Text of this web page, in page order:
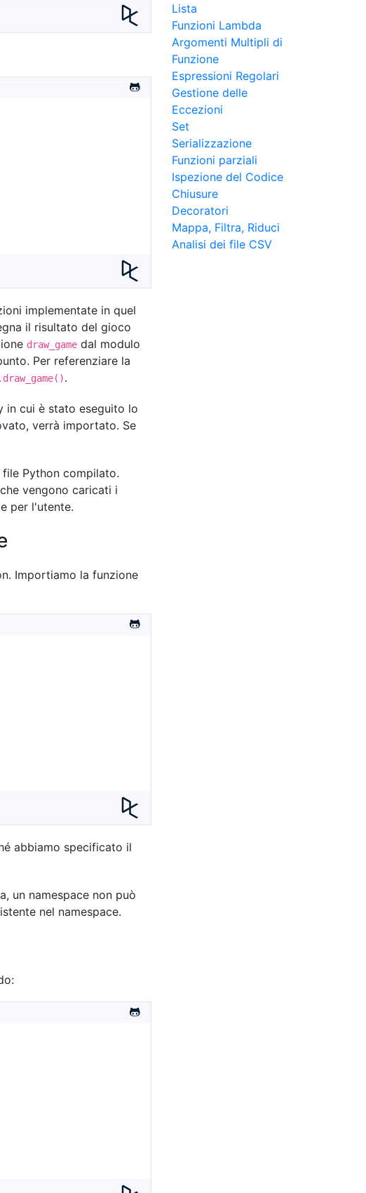
implementate in quel
il risultato del gioco
draw_game dal modulo
Per referenziare la
.
in cui è stato eseguito lo
verrà importato. Se
file Python compilato.
vengono caricati i
per l'utente.
Importiamo la funzione
abbiamo specificato il
un namespace non può
nel namespace.
Lista
Funzioni Lambda
Argomenti Multipli di
Funzione
Espressioni Regolari
Gestione delle
Eccezioni
Set
Serializzazione
Funzioni parziali
Ispezione del Codice
Chiusure
Decoratori
Mappa, Filtra, Riduci
Analisi dei file CSV